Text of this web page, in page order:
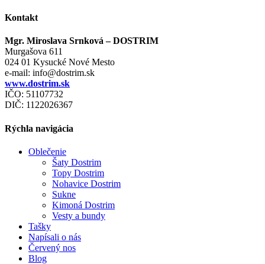
Kontakt
Mgr. Miroslava Srnková – DOSTRIM
Murgašova 611
024 01 Kysucké Nové Mesto
e-mail: info@dostrim.sk
www.dostrim.sk
IČO: 51107732
DIČ: 1122026367
Rýchla navigácia
Oblečenie
Šaty Dostrim
Topy Dostrim
Nohavice Dostrim
Sukne
Kimoná Dostrim
Vesty a bundy
Tašky
Napísali o nás
Červený nos
Blog